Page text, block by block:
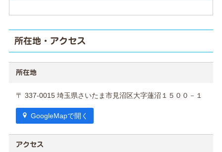
所在地・アクセス
所在地
〒 337-0015 埼玉県さいたま市見沼区大字蓮沼１５００－１
GoogleMapで開く
アクセス